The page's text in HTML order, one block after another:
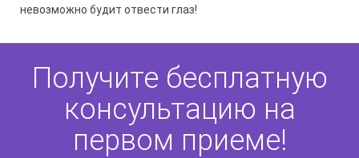
невозможно будит отвести глаз!
Получите бесплатную
консультацию на
первом приеме!